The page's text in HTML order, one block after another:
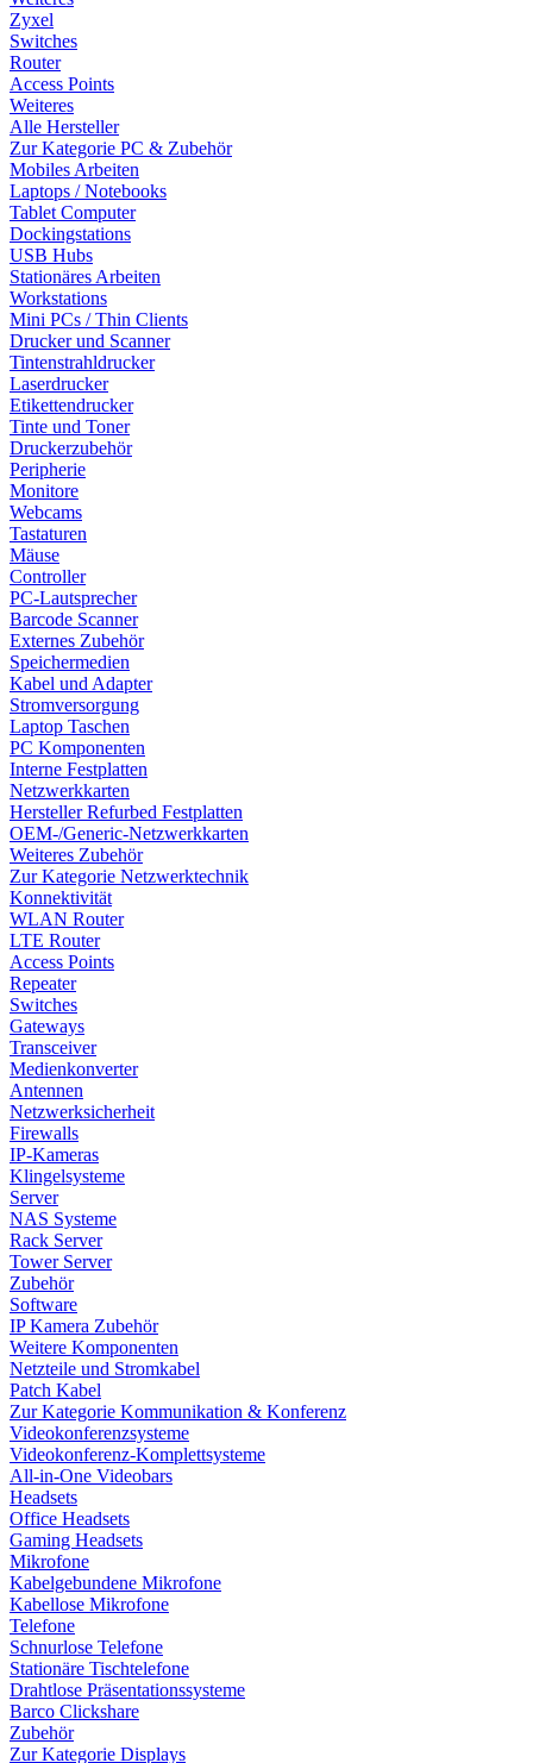
Zyxel
Switches
Router
Access Points
Weiteres
Alle Hersteller
Zur Kategorie PC & Zubehör
Mobiles Arbeiten
Laptops / Notebooks
Tablet Computer
Dockingstations
USB Hubs
Stationäres Arbeiten
Workstations
Mini PCs / Thin Clients
Drucker und Scanner
Tintenstrahldrucker
Laserdrucker
Etikettendrucker
Tinte und Toner
Druckerzubehör
Peripherie
Monitore
Webcams
Tastaturen
Mäuse
Controller
PC-Lautsprecher
Barcode Scanner
Externes Zubehör
Speichermedien
Kabel und Adapter
Stromversorgung
Laptop Taschen
PC Komponenten
Interne Festplatten
Netzwerkkarten
Hersteller Refurbed Festplatten
OEM-/Generic-Netzwerkkarten
Weiteres Zubehör
Zur Kategorie Netzwerktechnik
Konnektivität
WLAN Router
LTE Router
Access Points
Repeater
Switches
Gateways
Transceiver
Medienkonverter
Antennen
Netzwerksicherheit
Firewalls
IP-Kameras
Klingelsysteme
Server
NAS Systeme
Rack Server
Tower Server
Zubehör
Software
IP Kamera Zubehör
Weitere Komponenten
Netzteile und Stromkabel
Patch Kabel
Zur Kategorie Kommunikation & Konferenz
Videokonferenzsysteme
Videokonferenz-Komplettsysteme
All-in-One Videobars
Headsets
Office Headsets
Gaming Headsets
Mikrofone
Kabelgebundene Mikrofone
Kabellose Mikrofone
Telefone
Schnurlose Telefone
Stationäre Tischtelefone
Drahtlose Präsentationssysteme
Barco Clickshare
Zubehör
Zur Kategorie Displays